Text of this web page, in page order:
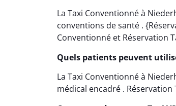
La Taxi Conventionné à
conventions de santé .
Conventionné et Réservation
Quels patients peuvent
La Taxi Conventionné à
médical encadré .